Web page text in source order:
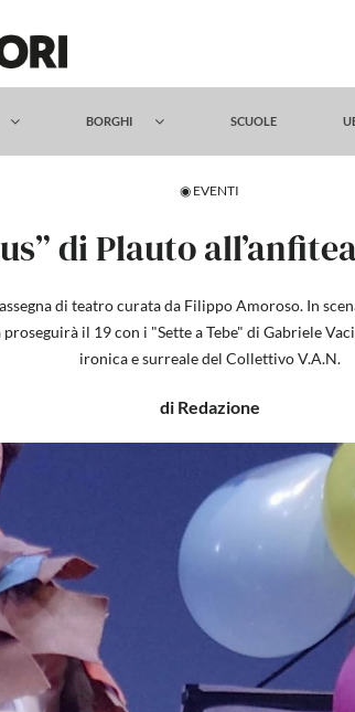
BORGHI SCUOLE
◉ EVENTI
di Plauto
di teatro curata da Filippo Amoroso. In
il 19 con i "Sette a Tebe" di Gabriele
ironica e surreale del Collettivo V.A.N.
di Redazione